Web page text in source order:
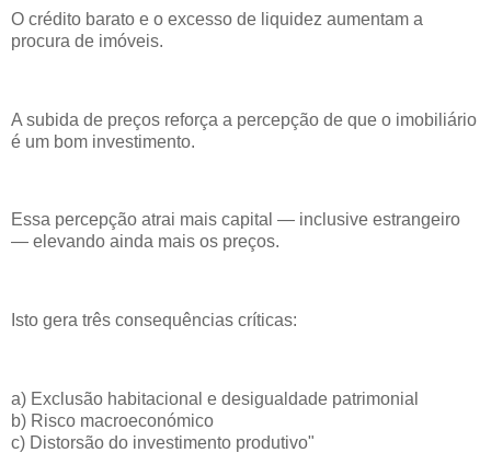
O crédito barato e o excesso de liquidez aumentam a
procura de imóveis.
A subida de preços reforça a percepção de que o imobiliário
é um bom investimento.
Essa percepção atrai mais capital — inclusive estrangeiro
— elevando ainda mais os preços.
Isto gera três consequências críticas:
a) Exclusão habitacional e desigualdade patrimonial
b) Risco macroeconómico
c) Distorsão do investimento produtivo"